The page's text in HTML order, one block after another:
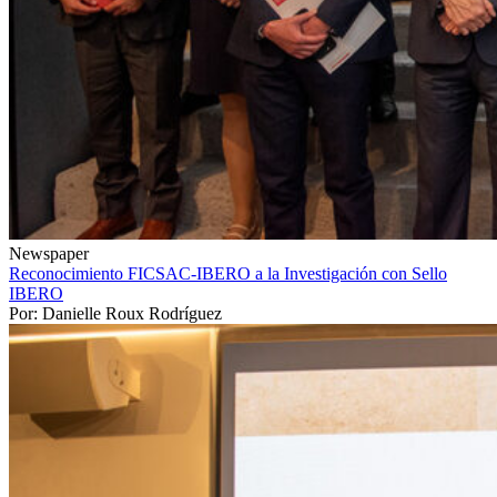
Newspaper
Reconocimiento FICSAC-IBERO a la Investigación con Sello
IBERO
Por: Danielle Roux Rodríguez